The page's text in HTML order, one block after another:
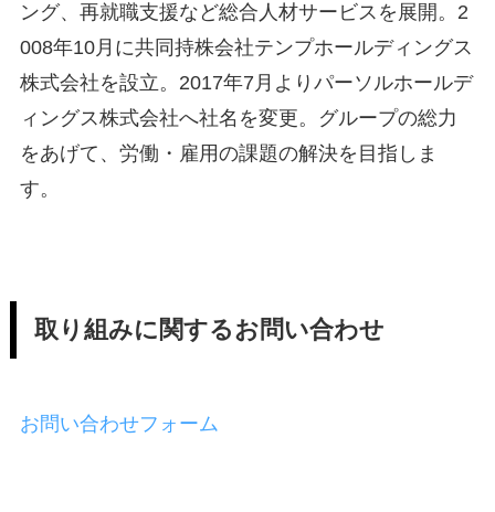
ング、再就職支援など総合人材サービスを展開。2
008年10月に共同持株会社テンプホールディングス
株式会社を設立。2017年7月よりパーソルホールデ
ィングス株式会社へ社名を変更。グループの総力
をあげて、労働・雇用の課題の解決を目指しま
す。
取り組みに関するお問い合わせ
お問い合わせフォーム